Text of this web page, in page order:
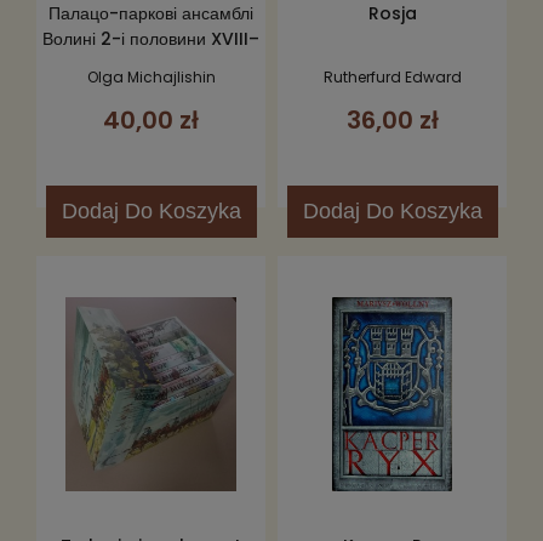
Палацо-паркові ансамблі
Волині 2-і половини XVIII–
pałacowo-parkowe
Wołynia w drugiej
Olga Michajlishin
40,00 zł
Dodaj Do Koszyka
Rosja
Rutherfurd Edward
36,00 zł
Dodaj Do Koszyka